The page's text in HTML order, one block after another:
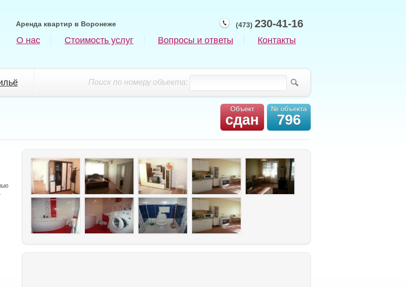
(473) 230-41-16
Аренда квартир в Воронеже
О нас Стоимость услуг Вопросы и ответы Контакты
Поиск по номеру объекта:
Объект
сдан
№ объекта
796